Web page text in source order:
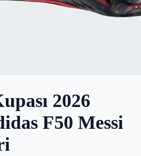
2026
F50 Messi